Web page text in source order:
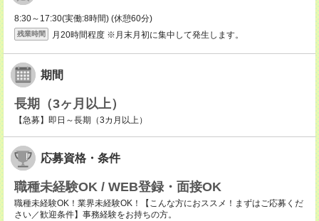
8:30～17:30(実働:8時間) (休憩60分)
残業時間 月20時間程度 ※月末月初に集中して発生します。
期間
長期（3ヶ月以上）
【急募】即日～長期（3カ月以上）
応募資格・条件
職種未経験OK / WEB登録・面接OK
職種未経験OK！業界未経験OK！【こんな方におススメ！まずはご応募くだ
さい／歓迎条件】事務経験をお持ちの方。